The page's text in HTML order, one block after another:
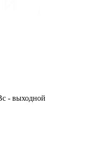
- выходной